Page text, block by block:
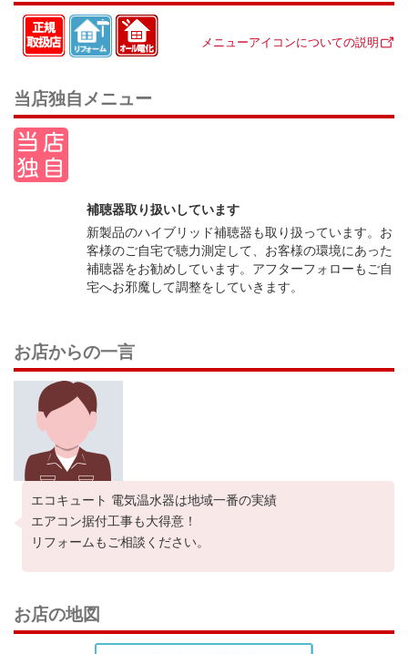
メニューアイコンについての説明
当店独自メニュー
補聴器取り扱いしています
新製品のハイブリッド補聴器も取り扱っています。お
客様のご自宅で聴力測定して、お客様の環境にあった
補聴器をお勧めしています。アフターフォローもご自
宅へお邪魔して調整をしていきます。
お店からの一言
エコキュート 電気温水器は地域一番の実績
エアコン据付工事も大得意！
リフォームもご相談ください。
お店の地図